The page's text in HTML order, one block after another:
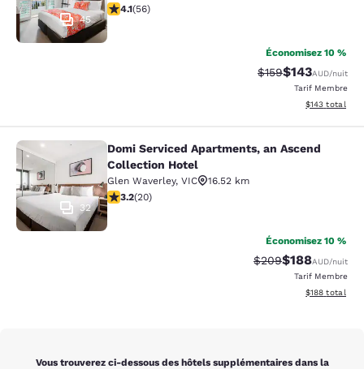
45
4.09 étoiles. Très Bien. 56 commentaires
4.1(56)
Économisez 10 %
Tarif barré :
$159Tarif réduit :
$143AUD/nuit
Tarif Membre
Afficher les
$143 total
Domi Serviced Apartments, an
32
Domi Serviced Apartments, an Ascend
Collection Hotel
Glen Waverley, VIC
16.52 km
3.2 étoiles. Bien. 20 commentaires
3.2(20)
Économisez 10 %
Tarif barré :
$209Tarif réduit :
$188AUD/nuit
Tarif Membre
Afficher les
$188 total
Vous trouverez ci-dessous des hôtels supplémentaires dans la